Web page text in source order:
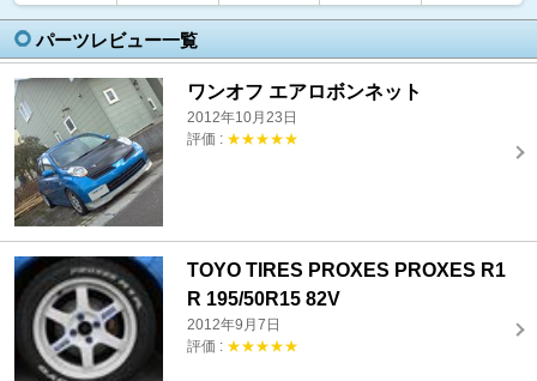
パーツレビュー一覧
ワンオフ エアロボンネット
2012年10月23日
評価 : ★★★★★
TOYO TIRES PROXES PROXES R1
R 195/50R15 82V
2012年9月7日
評価 : ★★★★★